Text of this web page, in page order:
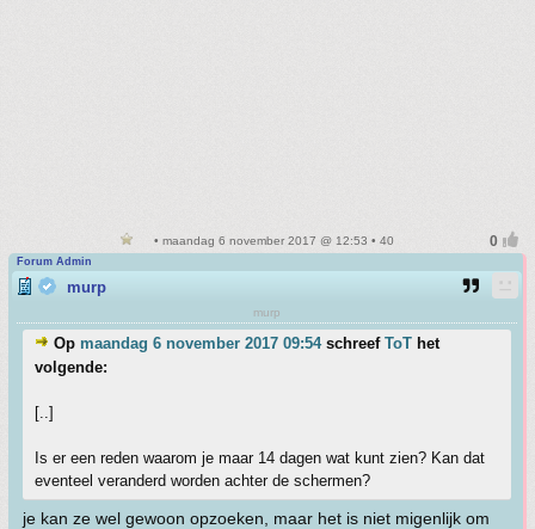
• maandag 6 november 2017 @ 12:53 • 40
Forum Admin
murp
murp
Op maandag 6 november 2017 09:54schreef ToT het
volgende:
[..]
Is er een reden waarom je maar 14 dagen wat kunt zien? Kan dat
eventeel veranderd worden achter de schermen?
je kan ze wel gewoon opzoeken, maar het is niet migenlijk om